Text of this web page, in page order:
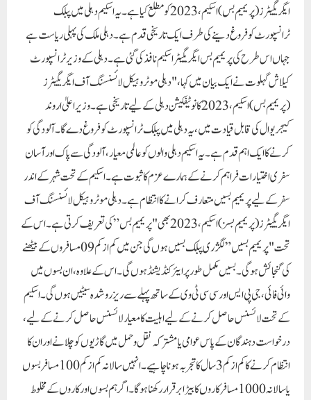
ایگریگیٹرز (پریمیم بس) اسکیم، 2023 کو مطلع کیا ہے۔ یہ اسکیم دہلی میں پبلک
ٹرانسپورٹ کو فروغ دینے کی طرف ایک تاریخی قدم ہے۔ دہلی ملک کی پہلی ریاست ہے
جہاں اس طرح کی پریمیم بس ایگریگیٹر اسکیم نافذ کی گئی ہے۔دہلی کے وزیر ٹرانسپورٹ
کیلاش گہلوت نے ایک بیان میں کہا، "دہلی موٹر وہیکل لائسنسنگ آف ایگریگیٹرز
(پریمیم بس) اسکیم، 2023 کا نوٹیفکیشن دہلی کے لیے تاریخی ہے۔ وزیر اعلیٰ اروند
کیجریوال کی قابل قیادت میں، یہ دہلی میں پبلک ٹرانسپورٹ کو فروغ دے گا۔ آلودگی کو
کرنے کا ایک اہم قدم ہے۔ یہ اسکیم دہلی والوں کو عالمی معیار، آلودگی سے پاک اور آسان
سفری اختیارات فراہم کرنے کے ہمارے عزم کا ثبوت ہے۔اسکیم کے تحت شہر کے اندر
سفر کے لیے پریمیم بسیں متعارف کرانے کا انتظام ہے۔ دہلی موٹر وہیکل لائسنسنگ آف
ایگریگیٹرز (پریمیم بسز) اسکیم، 2023 بھی "پریمیم بس” کی تعریف کرتی ہے۔ اس کے
تحت "پریمیم بسیں” لگژری پبلک بسیں ہوں گی جن میں کم از کم 09 مسافروں کے بیٹھنے
کی گنجائش ہو گی۔بسیں مکمل طور پر ایئر کنڈیشنڈ ہوں گی۔ اس کے علاوہ، ان بسوں میں
وائی فائی، جی پی ایس اور سی سی ٹی وی کے ساتھ پہلے سے ریزرو شدہ سیٹیں ہوں گی۔اسکیم
کے تحت لائسنس حاصل کرنے کے لیے اہلیت کا معیار لائسنس حاصل کرنے کے لیے،
درخواست دہندگان کے پاس عوامی یا مشترکہ نقل و حمل میں گاڑیوں کو چلانے اور ان کا
انتظام کرنے کا کم از کم 3 سال کا تجربہ ہونا چاہیے۔ انہیں سالانہ کم از کم 100 مسافر بسوں
یا سالانہ 1000 مسافر کاروں کا بیڑا برقرار رکھنا ہوگا۔ اگر ہم بسوں اور کاروں کے مخلوط